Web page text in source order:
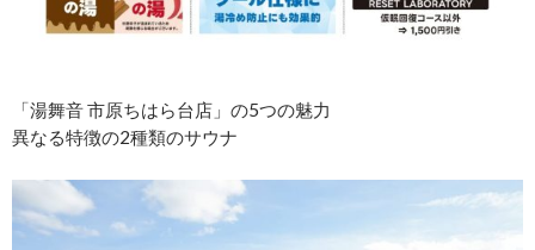
「湯舞音 市原ちはら台店」の5つの魅力
異なる特徴の2種類のサウナ